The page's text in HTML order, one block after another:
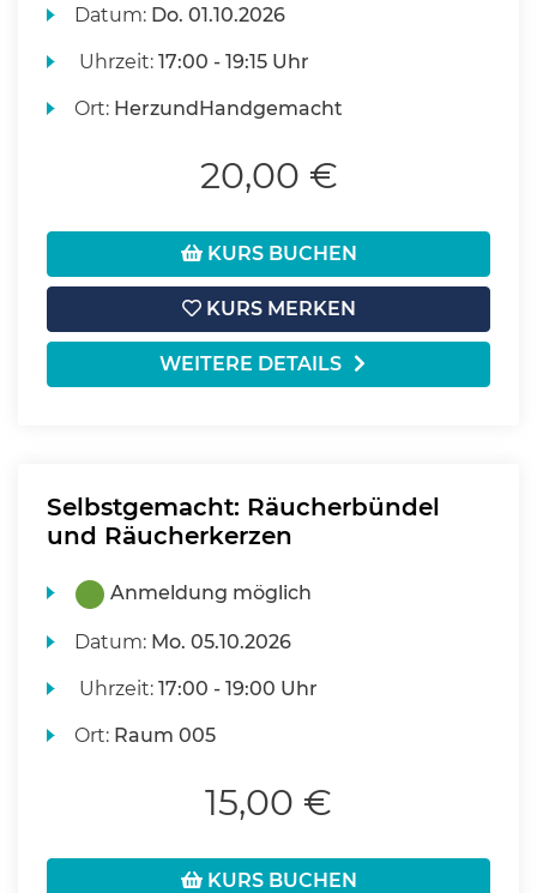
Datum: Do. 01.10.2026
Uhrzeit:17:00 - 19:15 Uhr
Ort: HerzundHandgemacht
20,00 €
KURS BUCHEN
KURS MERKEN
WEITERE DETAILS
Selbstgemacht: Räucherbündel
und Räucherkerzen
Anmeldung möglich
Datum: Mo. 05.10.2026
Uhrzeit:17:00 - 19:00 Uhr
Ort: Raum 005
15,00 €
KURS BUCHEN